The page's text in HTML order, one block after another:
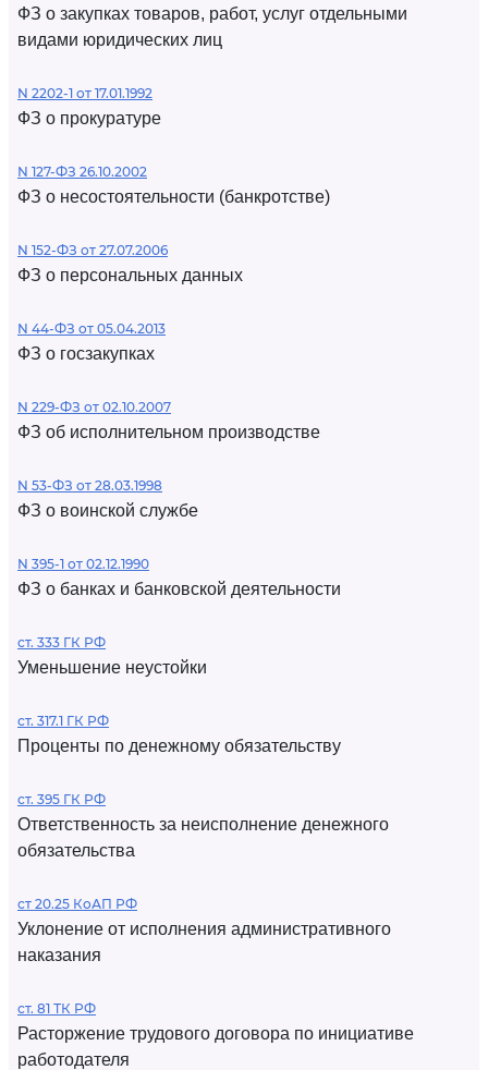
ФЗ о закупках товаров, работ, услуг отдельными
видами юридических лиц
N 2202-1 от 17.01.1992
ФЗ о прокуратуре
N 127-ФЗ 26.10.2002
ФЗ о несостоятельности (банкротстве)
N 152-ФЗ от 27.07.2006
ФЗ о персональных данных
N 44-ФЗ от 05.04.2013
ФЗ о госзакупках
N 229-ФЗ от 02.10.2007
ФЗ об исполнительном производстве
N 53-ФЗ от 28.03.1998
ФЗ о воинской службе
N 395-1 от 02.12.1990
ФЗ о банках и банковской деятельности
ст. 333 ГК РФ
Уменьшение неустойки
ст. 317.1 ГК РФ
Проценты по денежному обязательству
ст. 395 ГК РФ
Ответственность за неисполнение денежного
обязательства
ст 20.25 КоАП РФ
Уклонение от исполнения административного
наказания
ст. 81 ТК РФ
Расторжение трудового договора по инициативе
работодателя